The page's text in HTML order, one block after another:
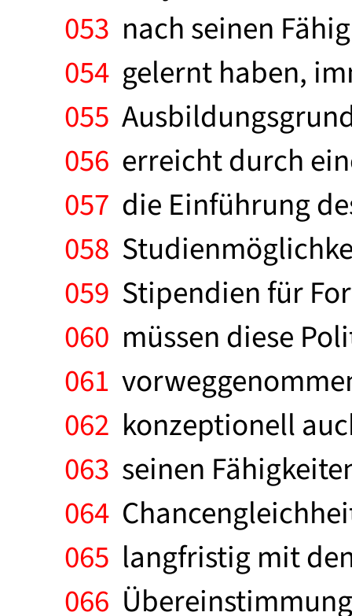
053 nach seinen
054 gelernt haben,
055
056 erreicht durch
057 die Einführung
058
059 Stipendien für
060 müssen diese
061
062 konzeptionell
063 seinen
064
065 langfristig mit
066